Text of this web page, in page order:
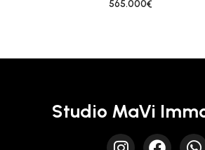
565.000€
Studio MaVi